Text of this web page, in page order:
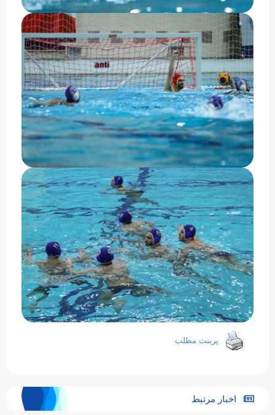
پرینت مطلب
اخبار مرتبط